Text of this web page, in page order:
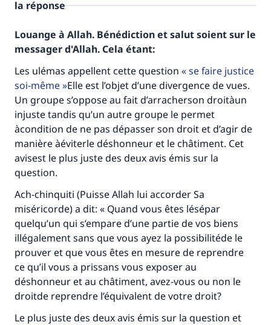
la réponse
Louange à Allah. Bénédiction et salut soient sur le
messager d'Allah. Cela étant:
Les ulémas appellent cette question
se faire justice
soi-même Elle est l’objet d’une divergence de vues.
Un groupe s’oppose au fait d’arracherson droitàun
injuste tandis qu’un autre groupe le permet
àcondition de ne pas dépasser son droit et d’agir de
manière àéviterle déshonneur et le châtiment. Cet
avisest le plus juste des deux avis émis sur la
question.
Ach-chinquiti (Puisse Allah lui accorder Sa
miséricorde) a dit: « Quand vous êtes lésépar
quelqu’un qui s’empare d’une partie de vos biens
illégalement sans que vous ayez la possibilitéde le
prouver et que vous êtes en mesure de reprendre
ce qu’il vous a prissans vous exposer au
déshonneur et au châtiment, avez-vous ou non le
droitde reprendre l’équivalent de votre droit?
Le plus juste des deux avis émis sur la question et